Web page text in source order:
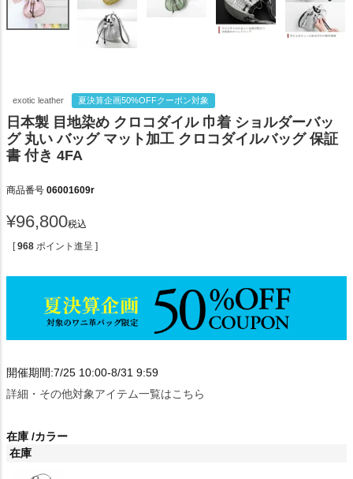
exotic leather 夏決算企画50%OFFクーポン対象
日本製 目地染め クロコダイル 巾着 ショルダーバッ
グ 丸い バッグ マット加工 クロコダイルバッグ 保証
書 付き 4FA
商品番号 06001609r
¥96,800税込
[ 968 ポイント進呈 ]
開催期間:7/25 10:00-8/31 9:59
詳細・その他対象アイテム一覧はこちら
在庫 カラー
在庫